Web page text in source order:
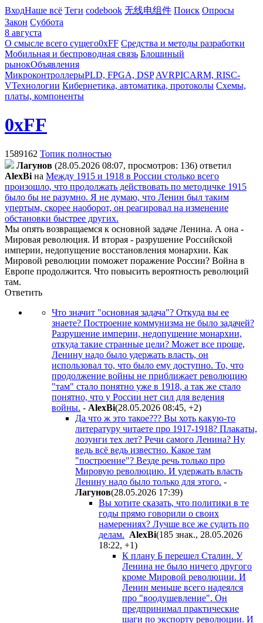
ВходНаше всё Теги codebook 无线电组件 Поиск Опросы
Закон Суббота
8 августа
О смысле всего сущего0xFF Средства и методы разработки
Мобильная и беспроводная связь Блошиный
рынокОбъявления
МикроконтроллерыPLD, FPGA, DSP AVRPICARM, RISC-
VТехнологии Кибернетика, автоматика, протоколы Схемы,
платы, компоненты
0xFF
1589162 Топик полностью
Лaгyнoв (28.05.2026 08:07, просмотров: 136) ответил
AlexBi на Между 1915 и 1918 в России столько всего
произошло, что продолжать действовать по методичке 1915
было бы не разумно. Я не думаю, что Ленин был таким
упертым, скорее наоборот, он реагировал на изменение
обстановки быстрее других.
Мы опять возвращаемся к основной задаче Ленина. А она -
Мировая революция. И вторая - разрушение Российской
империи, недопущение восстановления монархии. Как
Мировой революции поможет поражение России? Война в
Европе продолжится. Что повысить вероятность революций
там.
Ответить
Что значит "основная задача"? Откуда вы ее
знаете? Построение коммунизма не было задачей?
Разрушение империи, недопущение монархии,
откуда такие странные цели? Может все проще,
Ленину надо было удержать власть, он
использовал то, что было ему доступно. То, что
продолжение войны не приближает революцию
"там" стало понятно уже в 1918, а так же стало
понятно, что у России нет сил для ведения
войны. - AlexBi(28.05.2026 08:45, +2)
Да что ж это такое??? Вы хоть какую-то
литературу читаете про 1917-1918? Плакаты,
лозунги тех лет? Речи самого Ленина? Ну
ведь всё ведь известно. Какое там
"построение"? Везде речь только про
Мировую революцию. И удержать власть
Ленину надо было только для этого. -
Лaгyнoв(28.05.2026 17:39)
Вы хотите сказать, что политики в те
годы прямо говорили о своих
намерениях? Лучше все же судить по
делам. AlexBi(185 знак., 28.05.2026
18:22, +1)
К плану Б перешел Сталин. У
Ленина не было ничего другого
кроме Мировой революции. И
Ленин меньше всего надеялся
про "воодушевление". Он
предпринимал практические
шаги по экспорту революции. И